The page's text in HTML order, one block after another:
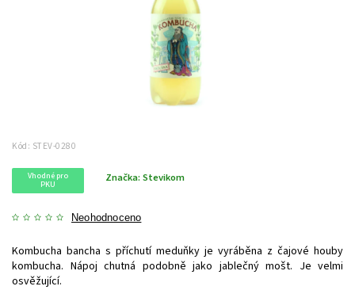
Kód: STEV-0280
Vhodné pro
PKU
Neohodnoceno
Značka: Stevikom
Kombucha bancha s příchutí meduňky je vyráběna z čajové houby
kombucha. Nápoj chutná podobně jako jablečný mošt. Je velmi
osvěžující.